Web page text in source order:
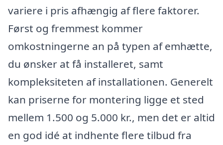
variere i pris afhængig af flere faktorer.
Først og fremmest kommer
omkostningerne an på typen af emhætte,
du ønsker at få installeret, samt
kompleksiteten af installationen. Generelt
kan priserne for montering ligge et sted
mellem 1.500 og 5.000 kr., men det er altid
en god idé at indhente flere tilbud fra